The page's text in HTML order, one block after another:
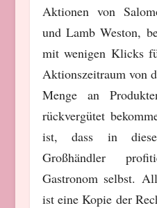
Aktionen von
und Lamb Weston,
mit wenigen Klicks
Aktionszeitraum von
Menge an
rückvergütet
ist, dass in
Großhändler
Gastronom selbst.
ist eine Kopie der